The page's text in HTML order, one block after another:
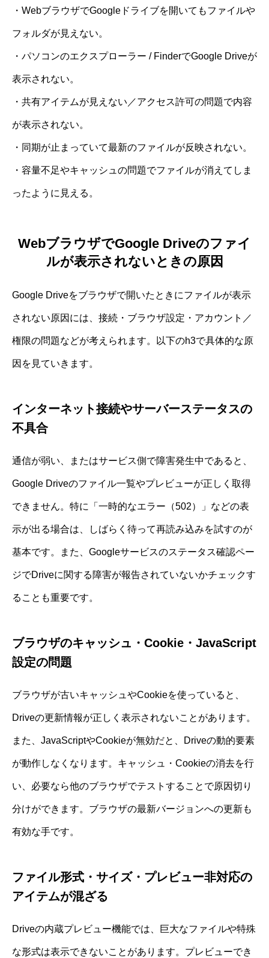
・WebブラウザでGoogleドライブを開いてもファイルや
フォルダが見えない。
・パソコンのエクスプローラー / FinderでGoogle Driveが
表示されない。
・共有アイテムが見えない／アクセス許可の問題で内容
が表示されない。
・同期が止まっていて最新のファイルが反映されない。
・容量不足やキャッシュの問題でファイルが消えてしま
ったように見える。
WebブラウザでGoogle Driveのファイ
ルが表示されないときの原因
Google Driveをブラウザで開いたときにファイルが表示
されない原因には、接続・ブラウザ設定・アカウント／
権限の問題などが考えられます。以下のh3で具体的な原
因を見ていきます。
インターネット接続やサーバーステータスの
不具合
通信が弱い、またはサービス側で障害発生中であると、
Google Driveのファイル一覧やプレビューが正しく取得
できません。特に「一時的なエラー（502）」などの表
示が出る場合は、しばらく待って再読み込みを試すのが
基本です。また、Googleサービスのステータス確認ペー
ジでDriveに関する障害が報告されていないかチェックす
ることも重要です。
ブラウザのキャッシュ・Cookie・JavaScript
設定の問題
ブラウザが古いキャッシュやCookieを使っていると、
Driveの更新情報が正しく表示されないことがあります。
また、JavaScriptやCookieが無効だと、Driveの動的要素
が動作しなくなります。キャッシュ・Cookieの消去を行
い、必要なら他のブラウザでテストすることで原因切り
分けができます。ブラウザの最新バージョンへの更新も
有効な手です。
ファイル形式・サイズ・プレビュー非対応の
アイテムが混ざる
Driveの内蔵プレビュー機能では、巨大なファイルや特殊
な形式は表示できないことがあります。プレビューでき